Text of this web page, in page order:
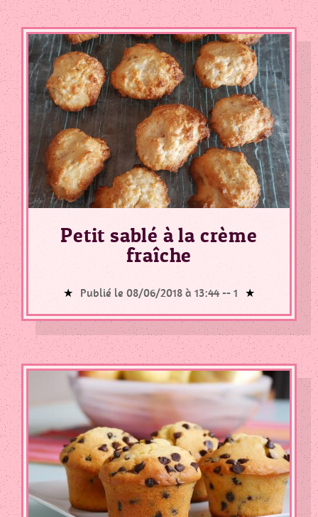
Petit sablé à la crème
fraîche
Publié le 08/06/2018 à 13:44 -- 1